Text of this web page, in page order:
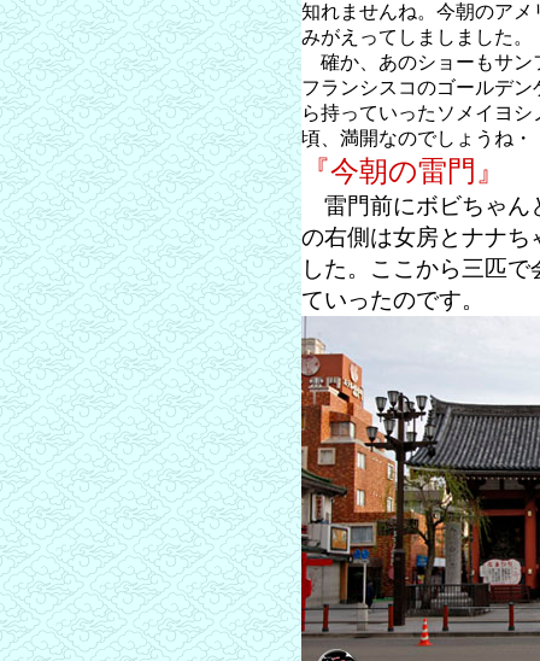
知れませんね。今朝のア
みがえってしましました。
確か、あのショーもサン
フランシスコのゴールデ
ら持っていったソメイヨ
頃、満開なのでしょうね・
『今朝の雷門』
雷門前にボビちゃん
の右側は女房とナナち
した。ここから三匹
ていったのです。